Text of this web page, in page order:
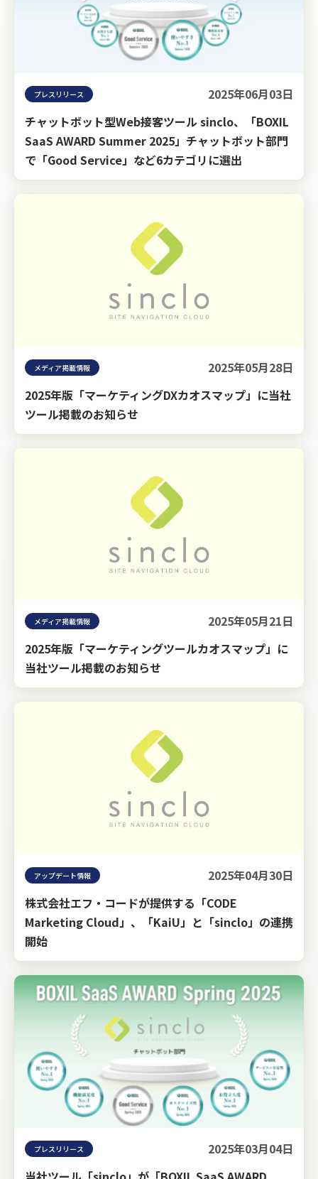
プレスリリース
2025年06月03日
チャットボット型Web接客ツール sinclo、「BOXIL
SaaS AWARD Summer 2025」チャットボット部門
で「Good Service」など6カテゴリに選出
メディア掲載情報
2025年05月28日
2025年版「マーケティングDXカオスマップ」に当社
ツール掲載のお知らせ
メディア掲載情報
2025年05月21日
2025年版「マーケティングツールカオスマップ」に
当社ツール掲載のお知らせ
アップデート情報
2025年04月30日
株式会社エフ・コードが提供する「CODE
Marketing Cloud」、「KaiU」と「sinclo」の連携
開始
プレスリリース
2025年03月04日